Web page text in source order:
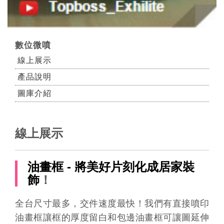
數位微噴
線上展示
產品說明
圖庫介紹
線上展示
油畫框 - 將美好片刻化成居家裝
飾 ！
全台尺寸最多，交件速度最快！我們有直接噴印
油畫框讓框的厚度留白和包邊油畫框可讓圖延伸